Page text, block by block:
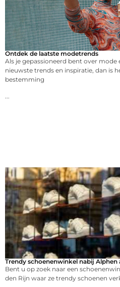
Ontdek de laatste modetrends
Als je gepassioneerd bent over mode
nieuwste trends en inspiratie, dan is
bestemming
Trendy schoenenwinkel nabij Alphen
Bent u op zoek naar een
den Rijn waar ze trendy schoenen